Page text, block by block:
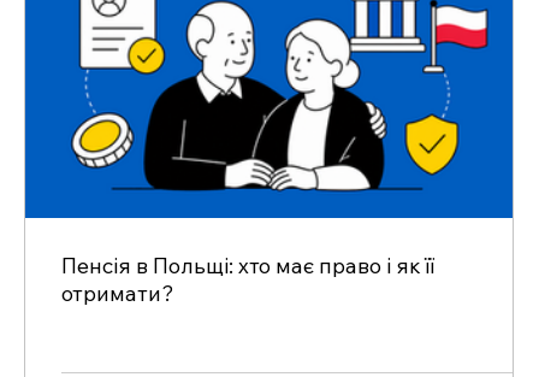
Пенсія в Польщі: хто має право і як її
отримати?